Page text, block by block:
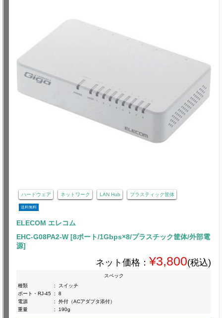
ハードウェア ネットワーク LAN Hub プラスティック筐体
送料無料
ELECOM エレコム
EHC-G08PA2-W [8ポート/1Gbps×8/プラスチック筐体/外部電
源]
ネット価格： ¥3,800(税込)
スペック
種類
:
スイッチ
ポート・RJ-45 :
8
電源
:
外付（ACアダプタ添付）
重量
: 190g